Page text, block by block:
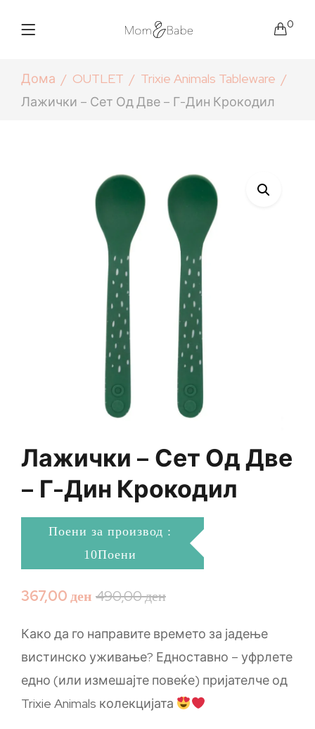
0
Дома OUTLET
Trixie Animals Tableware
Лажички – Сет Од Две – Г-Дин Крокодил
Лажички – Сет Од Две
– Г-Дин Крокодил
Поени за производ :
10Поени
490,00ден
367,00ден
Како да го направите времето за јадење
вистинско уживање? Едноставно – уфрлете
едно (или измешајте повеќе) пријателче од
Trixie Animals колекцијата